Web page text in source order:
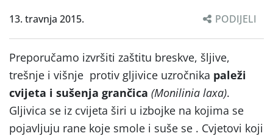
13. travnja 2015. PODIJELI
Preporučamo izvršiti zaštitu breskve, šljive,
trešnje i višnje protiv gljivice uzročnika paleži
cvijeta i sušenja grančica (Monilinia laxa).
Gljivica se iz cvijeta širi u izbojke na kojima se
pojavljuju rane koje smole i suše se . Cvjetovi koji